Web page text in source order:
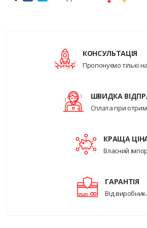
КОНСУЛЬТАЦІЯ
Пропонуємо тількі
ШВИДКА
Сплата при
КРАЩА
Власний
ГАРАНТІЯ
Від